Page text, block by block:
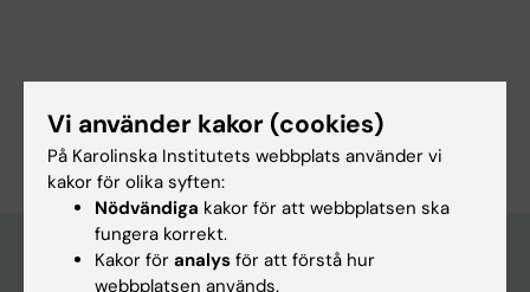
Är du Tetyana Driscoll?
Redigera din profil
Vi använder kakor (cookies)
På Karolinska Institutets webbplats använder vi
kakor för olika syften:
Nödvändiga kakor för att webbplatsen ska
fungera korrekt.
Kakor för analys för att förstå hur
webbplatsen används.